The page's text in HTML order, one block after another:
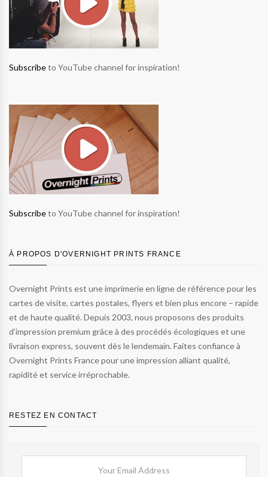
Subscribeto YouTube channel for inspiration!
Subscribeto YouTube channel for inspiration!
À PROPOS D'OVERNIGHT PRINTS FRANCE
Overnight Prints est une imprimerie en ligne de référence pour les
cartes de visite, cartes postales, flyers et bien plus encore – rapide
et de haute qualité. Depuis 2003, nous proposons des produits
d’impression premium grâce à des procédés écologiques et une
livraison express, souvent dès le lendemain. Faites confiance à
Overnight Prints France pour une impression alliant qualité,
rapidité et service irréprochable.
RESTEZ EN CONTACT